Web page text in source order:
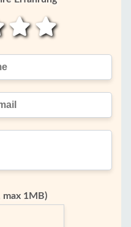
max 1MB)